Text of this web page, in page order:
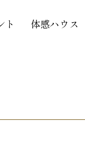
ト 体感ハウス